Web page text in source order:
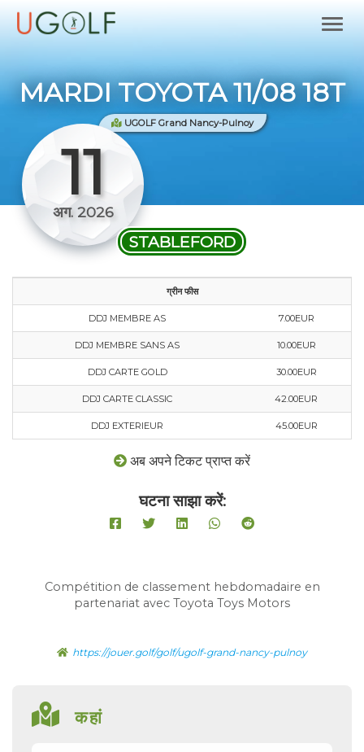
MARDI TOYOTA 11/08 18T
UGOLF Grand Nancy-Pulnoy
11
अग. 2026
STABLEFORD
ग्रीन फीस
DDJ MEMBRE AS 7.00EUR
DDJ MEMBRE SANS AS 10.00EUR
DDJ CARTE GOLD 30.00EUR
DDJ CARTE CLASSIC 42.00EUR
DDJ EXTERIEUR 45.00EUR
अब अपने टिकट प्राप्त करें
घटना साझा करें:
Compétition de classement hebdomadaire en
partenariat avec Toyota Toys Motors
https://jouer.golf/golf/ugolf-grand-nancy-pulnoy
कहां